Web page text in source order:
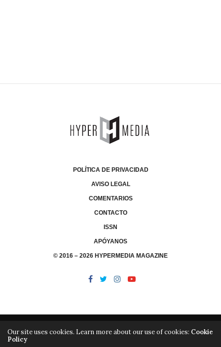
POLÍTICA DE PRIVACIDAD
AVISO LEGAL
COMENTARIOS
CONTACTO
ISSN
APÓYANOS
© 2016 – 2026 HYPERMEDIA MAGAZINE
LIBRERÍA
Our site uses cookies. Learn more about our use of cookies: Cookie
Policy